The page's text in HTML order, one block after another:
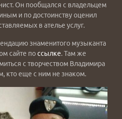
Он пообщался с владельцем
и по достоинству оценил
в ателье услуг.
знаменитого музыканта
сайте поссылке. Там же
с творчеством Владимира
кто еще с ним не знаком.